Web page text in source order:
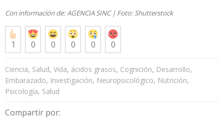
Con información de:AGENCIA SINC| Foto: Shutterstock
1 0 0 0 0 0
Ciencia, Salud, Vida, ácidos grasos, Cognición, Desarrollo,
Embarazado, Investigación, Neuropsicológico, Nutrición,
Psicología, Salud
Compartir por: